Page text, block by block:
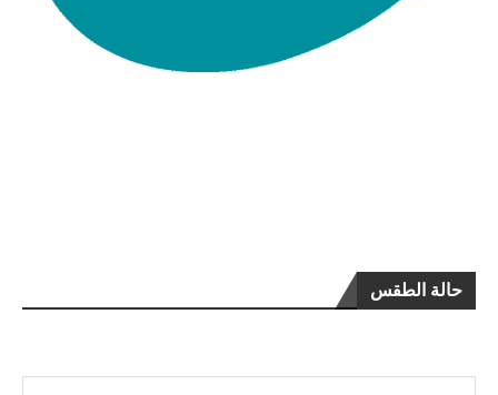
حالة الطقس